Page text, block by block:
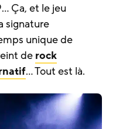
Ça, et le jeu
signature
unique de
de rock
… Tout est là.